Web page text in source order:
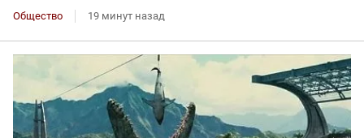
Общество 19 минут назад